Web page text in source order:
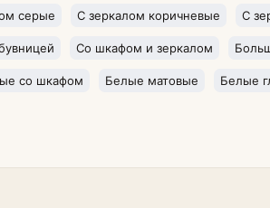
серые С зеркалом коричневые С
Со шкафом и зеркалом
со шкафом Белые матовые Белые